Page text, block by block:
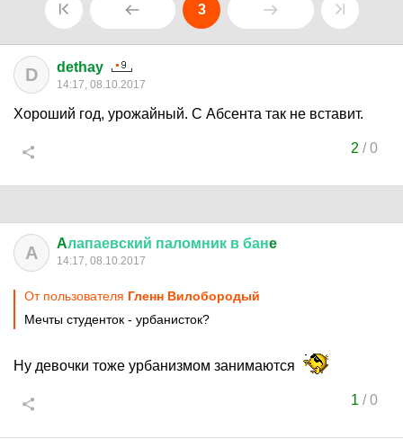
3
D dethay
14:17, 08.10.2017
Хороший год, урожайный. С Абсента так не вставит.
2 /0
A Aлапаевский паломник в банe
14:17, 08.10.2017
От пользователя Гленн Вилобородый
Мечты студенток - урбанисток?
Ну девочки тоже урбанизмом занимаются
1 /0